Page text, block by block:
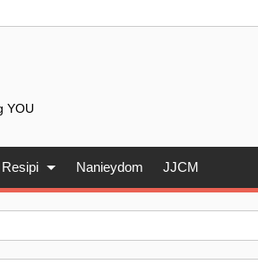
YOU
Resipi Nanieydom JJCM